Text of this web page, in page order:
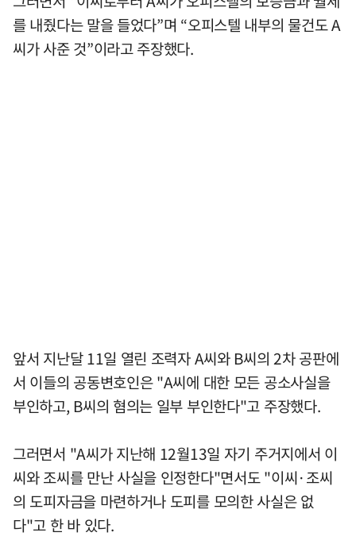
를 내줬다는 말을 들었다”며 “오피스텔 내부의 물건도 A
씨가 사준 것”이라고 주장했다.
앞서 지난달 11일 열린 조력자 A씨와 B씨의 2차 공판에
서 이들의 공동변호인은 "A씨에 대한 모든 공소사실을
부인하고, B씨의 혐의는 일부 부인한다"고 주장했다.
그러면서 "A씨가 지난해 12월13일 자기 주거지에서 이
씨와 조씨를 만난 사실을 인정한다"면서도 "이씨·조씨
의 도피자금을 마련하거나 도피를 모의한 사실은 없
다"고 한 바 있다.